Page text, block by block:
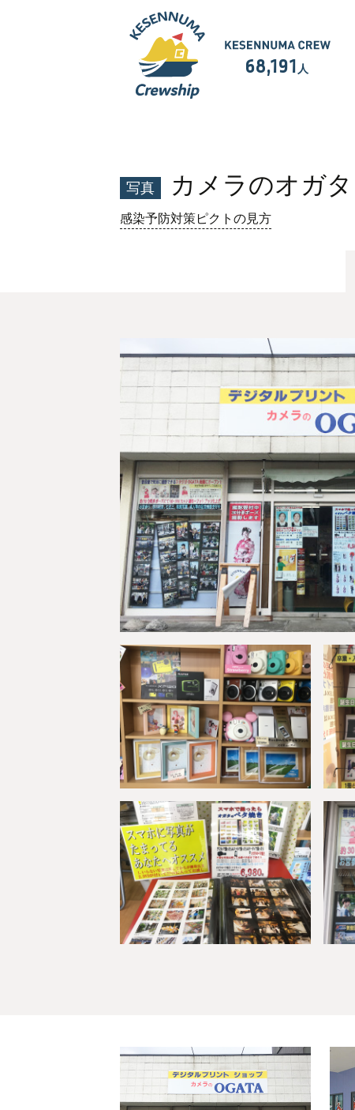
68,191 人
写真 カメラのオガタ
感染予防対策ピクトの見方